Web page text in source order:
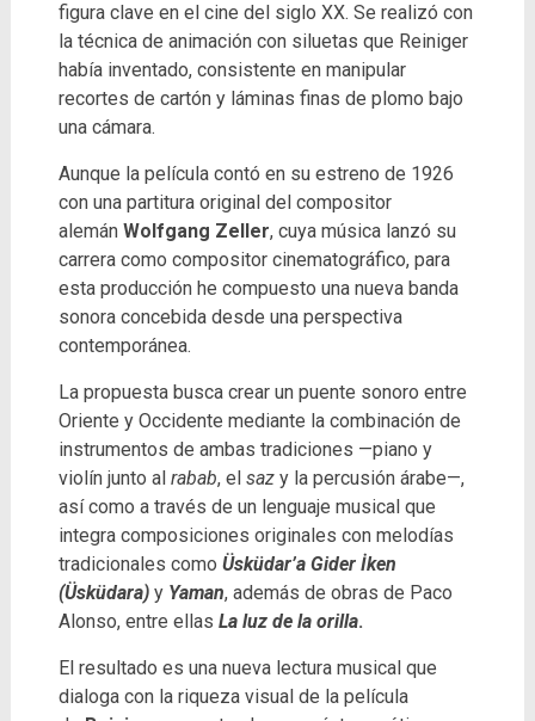
figura clave en el cine del siglo XX. Se realizó con
la técnica de animación con siluetas que Reiniger
había inventado, consistente en manipular
recortes de cartón y láminas finas de plomo bajo
una cámara.
Aunque la película contó en su estreno de 1926
con una partitura original del compositor
alemán Wolfgang Zeller, cuya música lanzó su
carrera como compositor cinematográfico, para
esta producción he compuesto una nueva banda
sonora concebida desde una perspectiva
contemporánea.
La propuesta busca crear un puente sonoro entre
Oriente y Occidente mediante la combinación de
instrumentos de ambas tradiciones —piano y
violín junto al rabab, el sazy la percusión árabe—,
así como a través de un lenguaje musical que
integra composiciones originales con melodías
tradicionales como Üsküdar’a Gider İken
(Üsküdara)y Yaman, además de obras de Paco
Alonso, entre ellas La luz de la orilla.
El resultado es una nueva lectura musical que
dialoga con la riqueza visual de la película